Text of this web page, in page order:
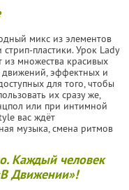
микс из элементов
пластики. Урок Lady
из множества красивых
движений, эффектных и
для того, чтобы
их сразу же,
или при интимной
вас ждёт
музыка, смена ритмов
Каждый человек
Движении»!